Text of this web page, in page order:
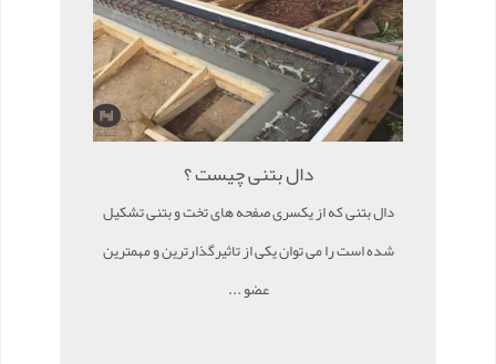
دال بتنی چیست ؟
دال بتنی که از یکسری صفحه های تخت و بتنی تشکیل
شده است را می توان یکی از تاثیرگذارترین و مهمترین
عضو ...